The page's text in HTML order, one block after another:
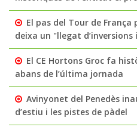
El pas del Tour de
deixa un "llegat
El CE Hortons Groc fa
abans de l’última jornada
Avinyonet del Penedès
d’estiu i les pistes de pàdel